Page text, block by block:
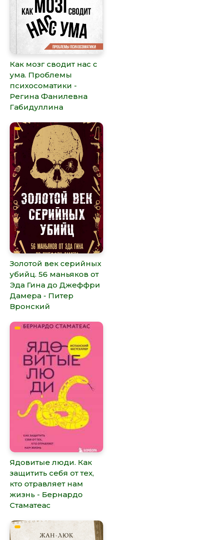
Как мозг сводит нас с
ума. Проблемы
психосоматики -
Регина Фанилевна
Габидуллина
Золотой век серийных
убийц. 56 маньяков от
Эда Гина до Джеффри
Дамера - Питер
Вронский
Ядовитые люди. Как
защитить себя от тех,
кто отравляет нам
жизнь - Бернардо
Стаматеас